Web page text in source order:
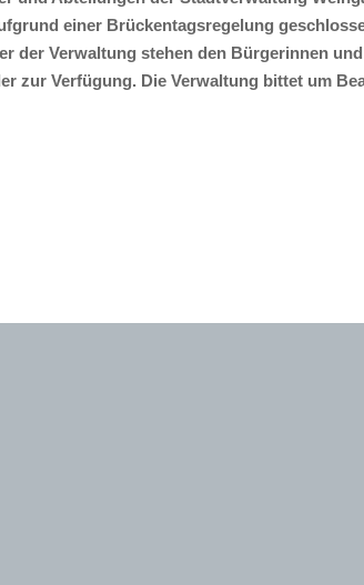
einer Brückentagsregelung
der Verwaltung stehen den Bürgerinnen
zur Verfügung. Die Verwaltung bittet um